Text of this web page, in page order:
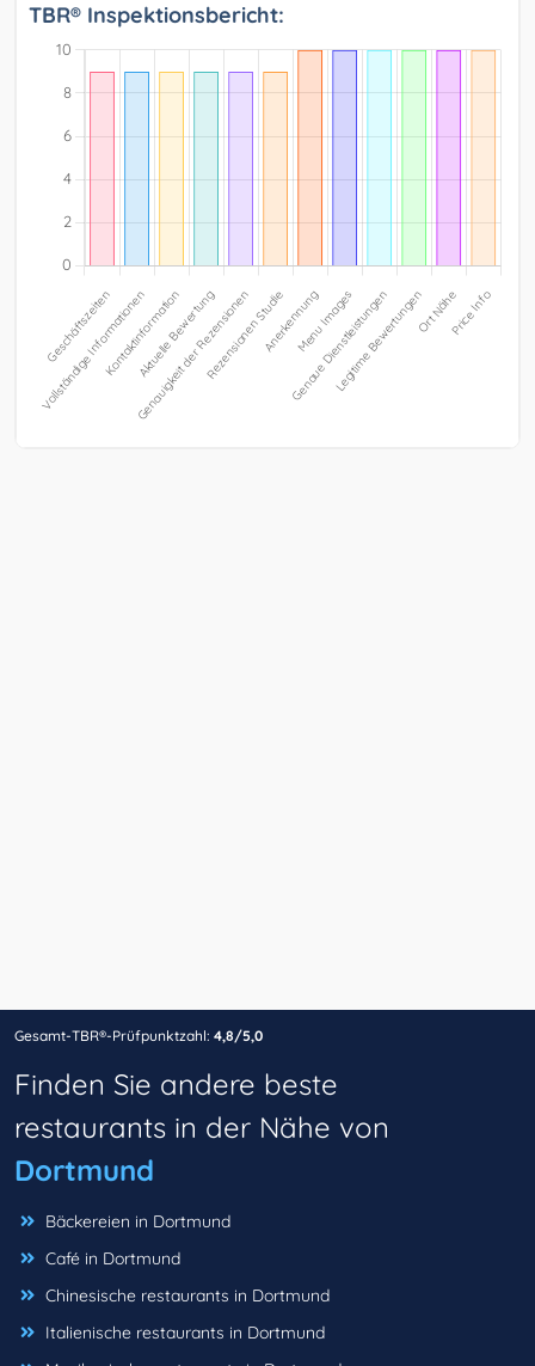
TBR® Inspektionsbericht:
Gesamt-TBR®-Prüfpunktzahl: 4,8/5,0
Finden Sie andere beste
restaurants in der Nähe von
Dortmund
Bäckereien in Dortmund
Café in Dortmund
Chinesische restaurants in Dortmund
Italienische restaurants in Dortmund